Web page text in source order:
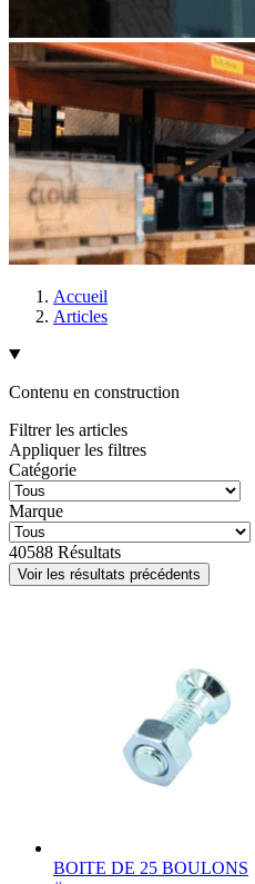
Accueil
Articles
Contenu en construction
Filtrer les articles
Appliquer les filtres
Catégorie
Marque
40588 Résultats
Voir les résultats précédents
BOITE DE 25 BOULONS